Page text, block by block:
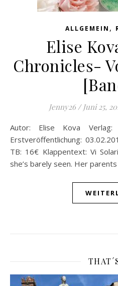
ALLGEMEIN ,
Elise
Chronicles-
Jenny26 / Juni 25,
Autor: Elise Kova Verlag: Silverwing Press Datum
Erstveröffentlichung:
TB: 16€ Klappentext: Vi
she’s barely seen. Her